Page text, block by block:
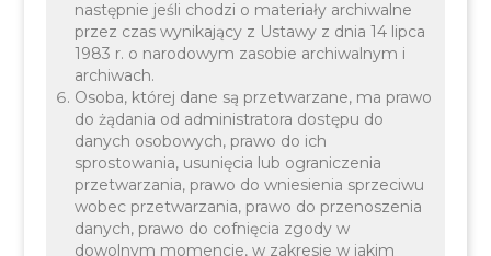
W dniach 23-26 kwietnia 2026 roku odbędzie się
historyczny rajd konny na trasie Auschwitz - Nowy
Wiśnicz, upamiętniający trasę ucieczki rtm. Witolda
następnie jeśli chodzi o materiały archiwalne
przez czas wynikający z Ustawy z dnia 14 lipca
1983 r. o narodowym zasobie archiwalnym i
archiwach.
Osoba, której dane są przetwarzane, ma prawo
do żądania od administratora dostępu do
danych osobowych, prawo do ich
sprostowania, usunięcia lub ograniczenia
przetwarzania, prawo do wniesienia sprzeciwu
wobec przetwarzania, prawo do przenoszenia
danych, prawo do cofnięcia zgody w
dowolnym momencie, w zakresie w jakim